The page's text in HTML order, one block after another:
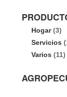
Hogar(3)
Servicios
Varios (11)